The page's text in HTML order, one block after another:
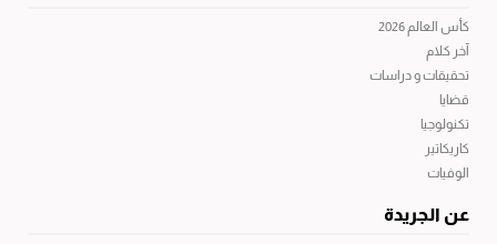
كأس العالم 2026
آخر كلام
تحقيقات و دراسات
قضايا
تكنولوجيا
كاريكاتير
الوفيات
عن الجريدة